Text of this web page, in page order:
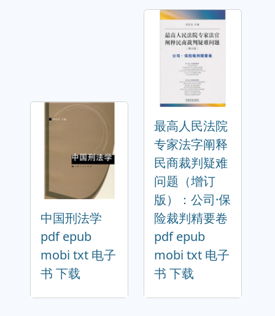
中国刑法学
pdf epub
mobi txt 电子
书 下载
最高人民法院
专家法字阐释
民商裁判疑难
问题（增订
版）：公司·保
险裁判精要卷
pdf epub
mobi txt 电子
书 下载